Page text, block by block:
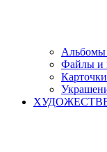
Альбомы
Файлы и